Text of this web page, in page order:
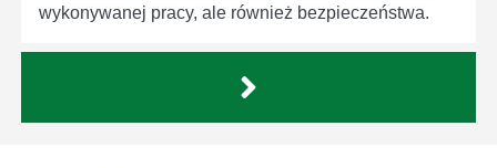
wykonywanej pracy, ale również bezpieczeństwa.